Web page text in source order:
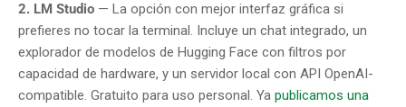
2. LM Studio — La opción con mejor interfaz gráfica si
prefieres no tocar la terminal. Incluye un chat integrado, un
explorador de modelos de Hugging Face con filtros por
capacidad de hardware, y un servidor local con API OpenAI-
compatible. Gratuito para uso personal. Ya publicamos una